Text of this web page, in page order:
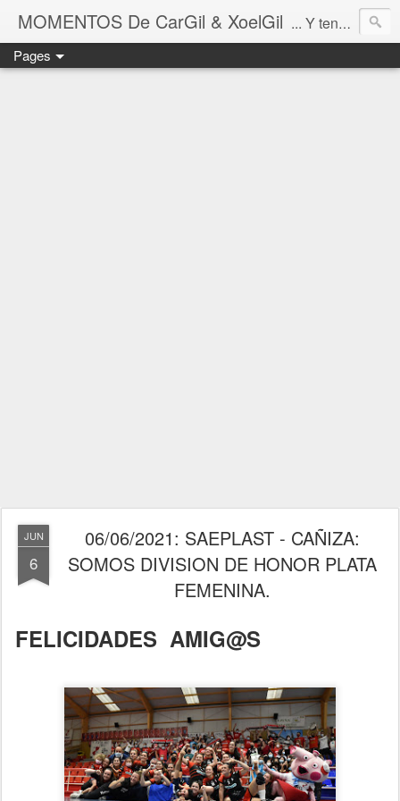
MOMENTOS De CarGil & XoelGil ... Y tengan cuidado ahí fuera, por favor.
Pages
JUN
6
06/06/2021: SAEPLAST - CAÑIZA:
SOMOS DIVISION DE HONOR PLATA
FEMENINA.
FELICIDADES AMIG@S